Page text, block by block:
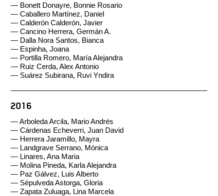
— Bonett Donayre, Bonnie Rosario
— Caballero Martínez, Daniel
— Calderón Calderón, Javier
— Cancino Herrera, Germán A.
— Dalla Nora Santos, Bianca
— Espinha, Joana
— Portilla Romero, María Alejandra
— Ruiz Cerda, Alex Antonio
— Suárez Subirana, Ruvi Yndira
2016
— Arboleda Arcila, Mario Andrés
— Cárdenas Echeverri, Juan David
— Herrera Jaramillo, Mayra
— Landgrave Serrano, Mónica
— Linares, Ana Maria
— Molina Pineda, Karla Alejandra
— Paz Gálvez, Luis Alberto
— Sépulveda Astorga, Gloria
— Zapata Zuluaga, Lina Marcela